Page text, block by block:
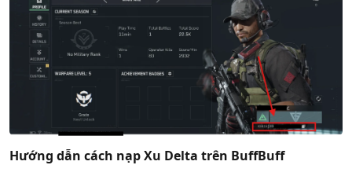
Hướng dẫn cách nạp Xu Delta trên BuffBuff